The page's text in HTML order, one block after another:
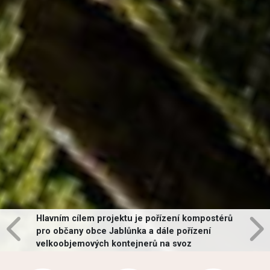
Hlavním cílem projektu je pořízení kompostérů
pro občany obce Jablůnka a dále pořízení
velkoobjemových kontejnerů na svoz